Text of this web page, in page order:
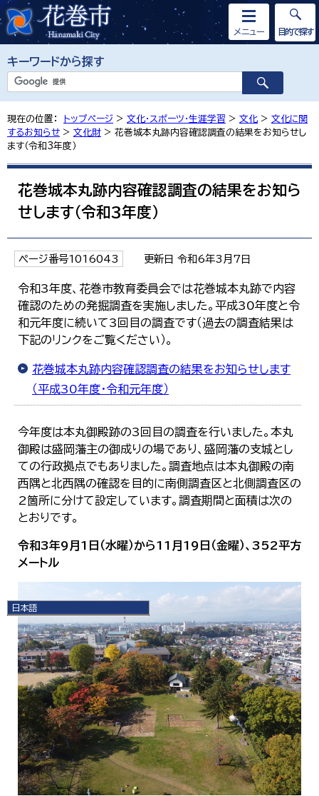
キーワードから探す
メニュー
日本語
日本語
English
한국어
简体中文
繁體中文
目的で探す
現在の位置： トップページ > 文化・スポーツ・生涯学習 > 文化 > 文化に関
するお知らせ > 文化財 > 花巻城本丸跡内容確認調査の結果をお知らせし
ます（令和3年度）
花巻城本丸跡内容確認調査の結果をお知ら
せします（令和3年度）
ページ番号1016043 更新日 令和6年3月7日
令和3年度、花巻市教育委員会では花巻城本丸跡で内容
確認のための発掘調査を実施しました。平成30年度と令
和元年度に続いて3回目の調査です（過去の調査結果は
下記のリンクをご覧ください）。
花巻城本丸跡内容確認調査の結果をお知らせします
（平成30年度・令和元年度）
今年度は本丸御殿跡の3回目の調査を行いました。本丸
御殿は盛岡藩主の御成りの場であり、盛岡藩の支城とし
ての行政拠点でもありました。調査地点は本丸御殿の南
西隅と北西隅の確認を目的に南側調査区と北側調査区の
2箇所に分けて設定しています。調査期間と面積は次の
とおりです。
令和3年9月1日（水曜）から11月19日（金曜）、352平方
メートル